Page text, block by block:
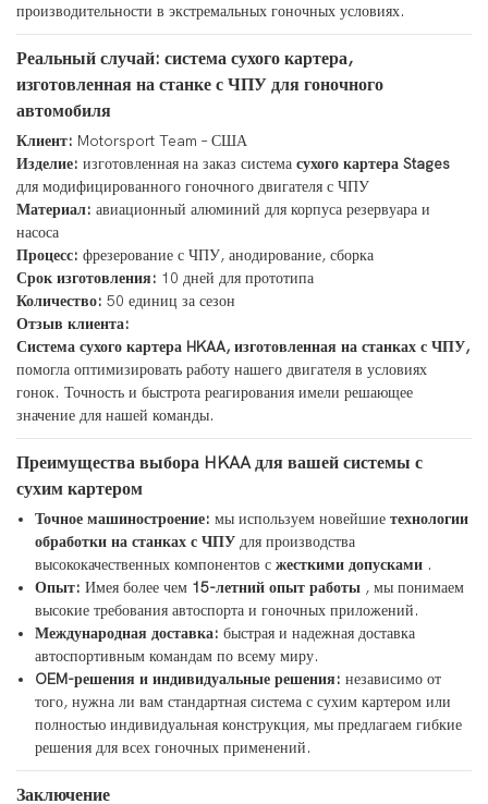
производительности в экстремальных гоночных условиях.
Реальный случай: система сухого картера,
изготовленная на станке с ЧПУ для гоночного
автомобиля
Клиент: Motorsport Team – США
Изделие: изготовленная на заказ система сухого картера Stages
для модифицированного гоночного двигателя с ЧПУ
Материал: авиационный алюминий для корпуса резервуара и
насоса
Процесс: фрезерование с ЧПУ, анодирование, сборка
Срок изготовления: 10 дней для прототипа
Количество: 50 единиц за сезон
Отзыв клиента:
Система сухого картера HKAA, изготовленная на станках с ЧПУ,
помогла оптимизировать работу нашего двигателя в условиях
гонок. Точность и быстрота реагирования имели решающее
значение для нашей команды.
Преимущества выбора HKAA для вашей системы с
сухим картером
Точное машиностроение: мы используем новейшие технологии
обработки на станках с ЧПУдля производства
высококачественных компонентов с жесткими допусками.
Опыт: Имея более чем 15-летний опыт работы, мы понимаем
высокие требования автоспорта и гоночных приложений.
Международная доставка: быстрая и надежная доставка
автоспортивным командам по всему миру.
OEM-решения и индивидуальные решения: независимо от
того, нужна ли вам стандартная система с сухим картером или
полностью индивидуальная конструкция, мы предлагаем гибкие
решения для всех гоночных применений.
Заключение